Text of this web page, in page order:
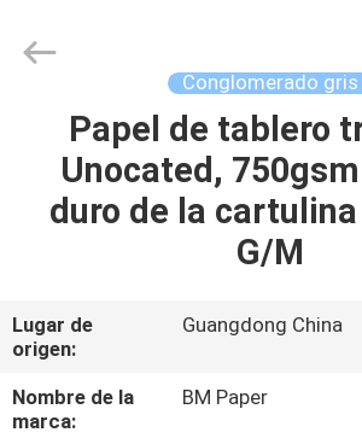
CASA
SOBRE
NOSOTROS
BMPAPER
CO.,LTD.
Conglomerado gris
Papel de tablero
Unocated,
duro de la
G/M
Lugar de
origen:
Guangdong China
Nombre de la
marca:
BM Paper